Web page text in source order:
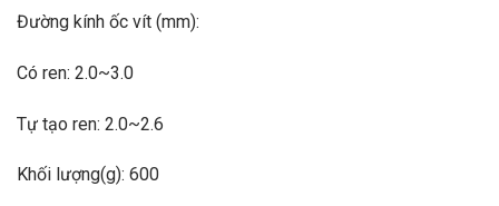
Đường kính ốc vít (mm):
Có ren: 2.0~3.0
Tự tạo ren: 2.0~2.6
Khối lượng(g): 600